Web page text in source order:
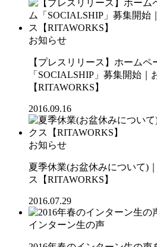
お知らせ
【プレスリリース】ホーム
「SOCIALSHIP」募集開始
【RITAWORKS】
2016.09.16
お知らせ
夏季休業(お盆休みについて)
ス【RITAWORKS】
2016.07.29
インターン生の声